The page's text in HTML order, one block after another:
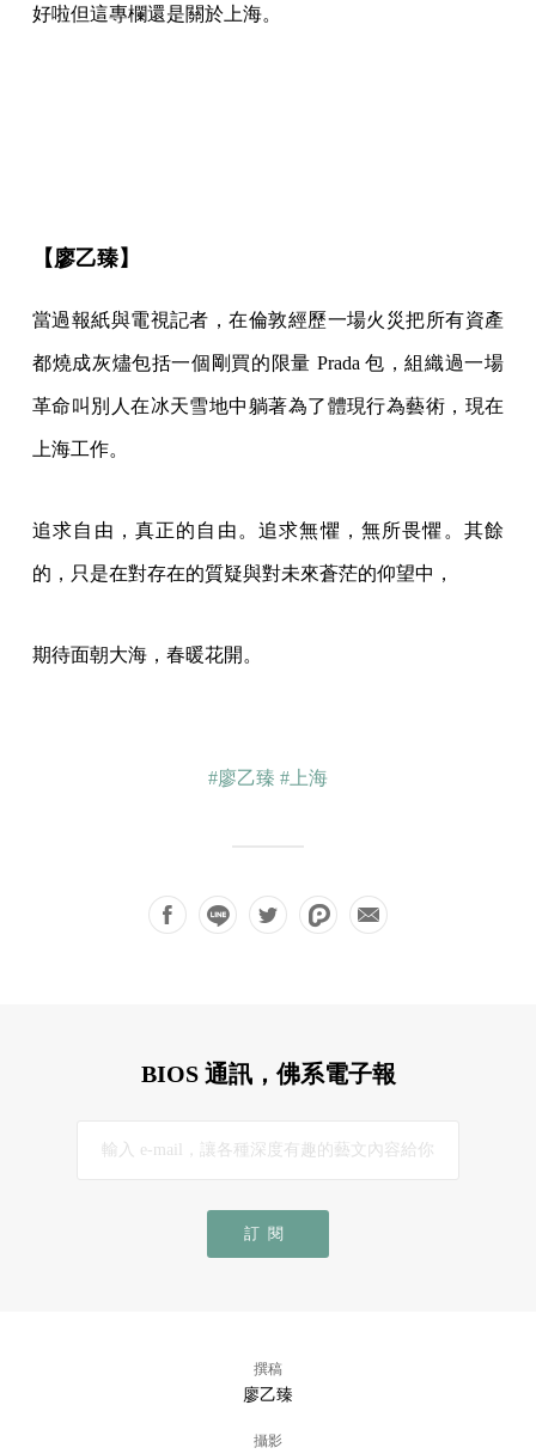
好啦但這專欄還是關於上海。
【廖乙臻】
當過報紙與電視記者，在倫敦經歷一場火災把所有資產
都燒成灰燼包括一個剛買的限量 Prada 包，組織過一場
革命叫別人在冰天雪地中躺著為了體現行為藝術，現在
上海工作。
追求自由，真正的自由。追求無懼，無所畏懼。其餘
的，只是在對存在的質疑與對未來蒼茫的仰望中，
期待面朝大海，春暖花開。
#廖乙臻 #上海
BIOS 通訊，佛系電子報
訂閱
撰稿
廖乙臻
攝影